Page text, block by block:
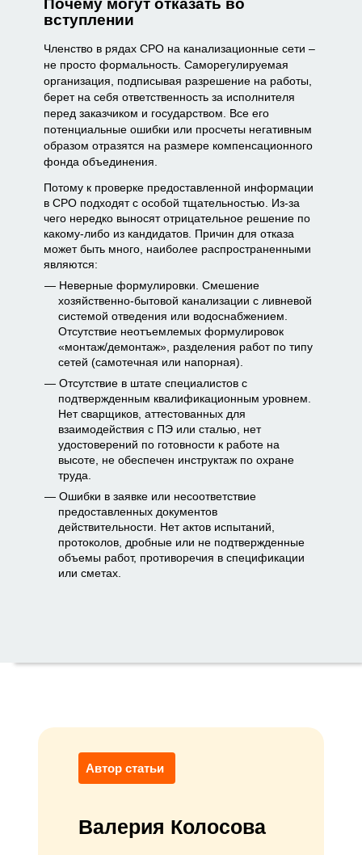
вступлении
Членство в рядах СРО на канализационные сети –
не просто формальность. Саморегулируемая
организация, подписывая разрешение на работы,
берет на себя ответственность за исполнителя
перед заказчиком и государством. Все его
потенциальные ошибки или просчеты негативным
образом отразятся на размере компенсационного
фонда объединения.
Потому к проверке предоставленной информации
в СРО подходят с особой тщательностью. Из-за
чего нередко выносят отрицательное решение по
какому-либо из кандидатов. Причин для отказа
может быть много, наиболее распространенными
являются:
Неверные формулировки. Смешение
хозяйственно-бытовой канализации с ливневой
системой отведения или водоснабжением.
Отсутствие неотъемлемых формулировок
«монтаж/демонтаж», разделения работ по типу
сетей (самотечная или напорная).
Отсутствие в штате специалистов с
подтвержденным квалификационным уровнем.
Нет сварщиков, аттестованных для
взаимодействия с ПЭ или сталью, нет
удостоверений по готовности к работе на
высоте, не обеспечен инструктаж по охране
труда.
Ошибки в заявке или несоответствие
предоставленных документов
действительности. Нет актов испытаний,
протоколов, дробные или не подтвержденные
объемы работ, противоречия в спецификации
или сметах.
Автор статьи
Валерия Колосова